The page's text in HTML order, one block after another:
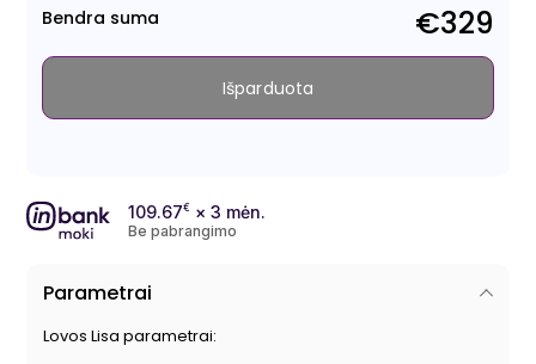
Bendra suma €329
Išparduota
109.67€ × 3 mėn.
Be pabrangimo
Parametrai
Lovos Lisa parametrai: